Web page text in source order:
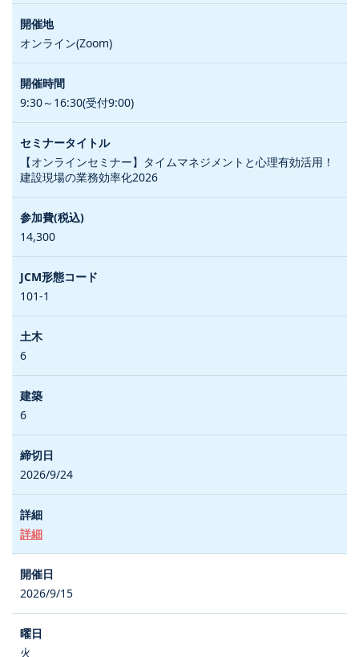
オンライン(Zoom)
9:30～16:30(受付9:00)
【オンラインセミナー】タイムマネジメントと心理有効活用！
建設現場の業務効率化2026
14,300
101-1
6
6
2026/9/24
詳細
2026/9/15
火